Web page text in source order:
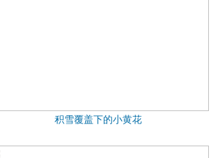
积雪覆盖下的小黄花